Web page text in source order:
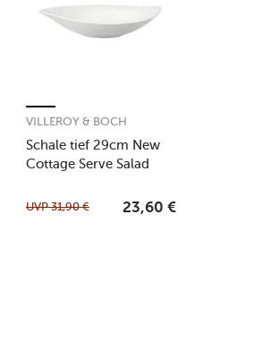
Schale tief 29cm New
Cottage Serve Salad
VILLEROY & BOCH
UVP31,90 € 23,60 €